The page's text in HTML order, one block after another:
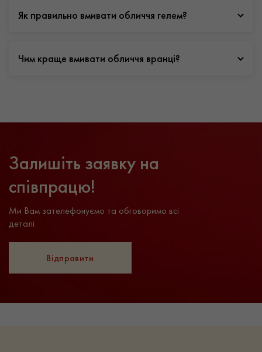
Як правильно вмивати обличчя гелем?
Чим краще вмивати обличчя вранці?
Залишіть заявку на
співпрацю!
Ми Вам зателефонуємо та обговоримо всі
деталі
Відправити